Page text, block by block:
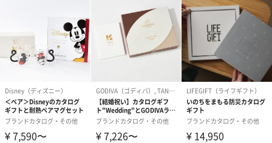
あり（280円）
メッセージカード（通常・写真・グリーティング）
誕生日や結婚祝い・出産祝いなど、様々なシーンのメッセージカ
ードを同梱します。
メッセージカードや封筒のデザインは一部変更する場合がありま
す。